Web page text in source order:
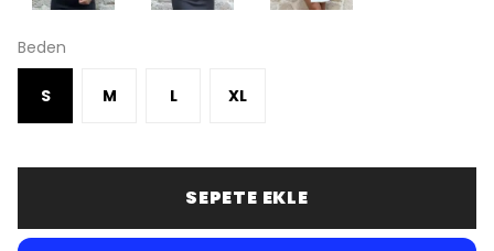
Beden
S M L XL
SEPETE EKLE